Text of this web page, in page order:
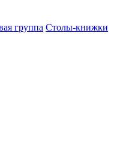
группа Столы-книжки